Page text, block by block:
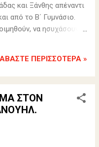
και Ξάνθης απέναντι
από το Β΄ Γυμνάσιο.
να ησυχάσουν
ΠΕΡΙΣΣΌΤΕΡΑ »
ΣΤΟΝ